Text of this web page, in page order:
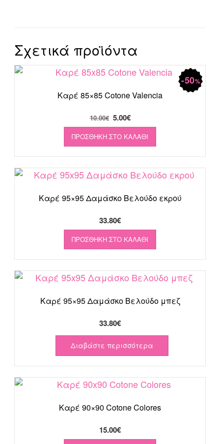
Σχετικά προϊόντα
50%
Καρέ 85×85 Cotone Valencia
10.00€ Original
price
was:
10.00€.
5.00€Η
τρέχουσα
τιμή
είναι:
5.00€.
ΠΡΟΣΘΉΚΗ ΣΤΟ ΚΑΛΆΘΙ
Καρέ 95×95 Δαμάσκο Βελούδο εκρού
33.80€
ΠΡΟΣΘΉΚΗ ΣΤΟ ΚΑΛΆΘΙ
Καρέ 95×95 Δαμάσκο Βελούδο μπεζ
33.80€
Διαβάστε περισσότερα
Καρέ 90×90 Cotone Colores
15.00€